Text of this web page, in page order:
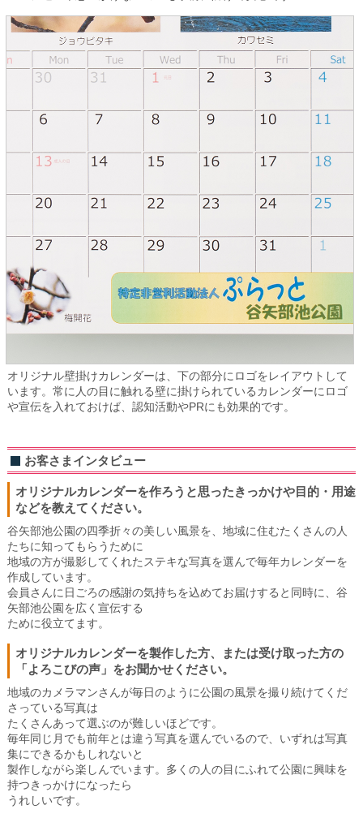
オリジナル壁掛けカレンダーは、下の部分にロゴをレイアウトして
います。常に人の目に触れる壁に掛けられているカレンダーにロゴ
や宣伝を入れておけば、認知活動やPRにも効果的です。
お客さまインタビュー
オリジナルカレンダーを作ろうと思ったきっかけや目的・用途
などを教えてください。
谷矢部池公園の四季折々の美しい風景を、地域に住むたくさんの人
たちに知ってもらうために
地域の方が撮影してくれたステキな写真を選んで毎年カレンダーを
作成しています。
会員さんに日ごろの感謝の気持ちを込めてお届けすると同時に、谷
矢部池公園を広く宣伝する
ために役立てます。
オリジナルカレンダーを製作した方、または受け取った方の
「よろこびの声」をお聞かせください。
地域のカメラマンさんが毎日のように公園の風景を撮り続けてくだ
さっている写真は
たくさんあって選ぶのが難しいほどです。
毎年同じ月でも前年とは違う写真を選んでいるので、いずれは写真
集にできるかもしれないと
製作しながら楽しんでいます。多くの人の目にふれて公園に興味を
持つきっかけになったら
うれしいです。